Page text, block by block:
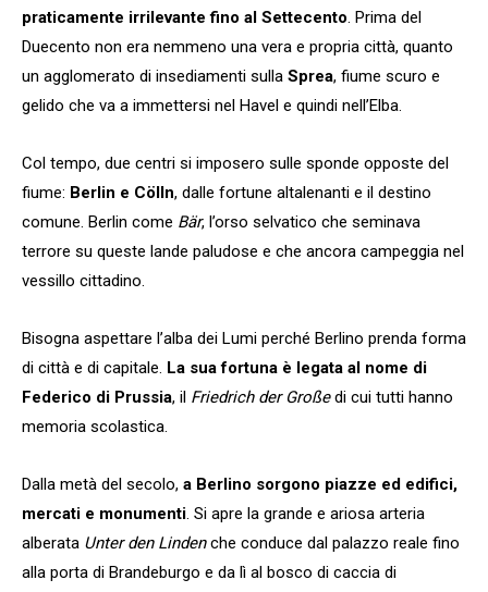
praticamente irrilevante fino al Settecento. Prima del
Duecento non era nemmeno una vera e propria città, quanto
un agglomerato di insediamenti sulla Sprea, fiume scuro e
gelido che va a immettersi nel Havel e quindi nell’Elba.
Col tempo, due centri si imposero sulle sponde opposte del
fiume: Berlin e Cölln, dalle fortune altalenanti e il destino
comune. Berlin come Bär, l’orso selvatico che seminava
terrore su queste lande paludose e che ancora campeggia nel
vessillo cittadino.
Bisogna aspettare l’alba dei Lumi perché Berlino prenda forma
di città e di capitale. La sua fortuna è legata al nome di
Federico di Prussia, il Friedrich der Großedi cui tutti hanno
memoria scolastica.
Dalla metà del secolo, a Berlino sorgono piazze ed edifici,
mercati e monumenti. Si apre la grande e ariosa arteria
alberata Unter den Lindenche conduce dal palazzo reale fino
alla porta di Brandeburgo e da lì al bosco di caccia di